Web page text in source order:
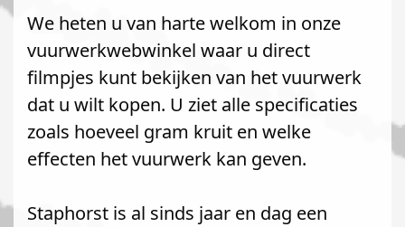
We heten u van harte welkom in onze
vuurwerkwebwinkel waar u direct
filmpjes kunt bekijken van het vuurwerk
dat u wilt kopen. U ziet alle specificaties
zoals hoeveel gram kruit en welke
effecten het vuurwerk kan geven.
Staphorst is al sinds jaar en dag een